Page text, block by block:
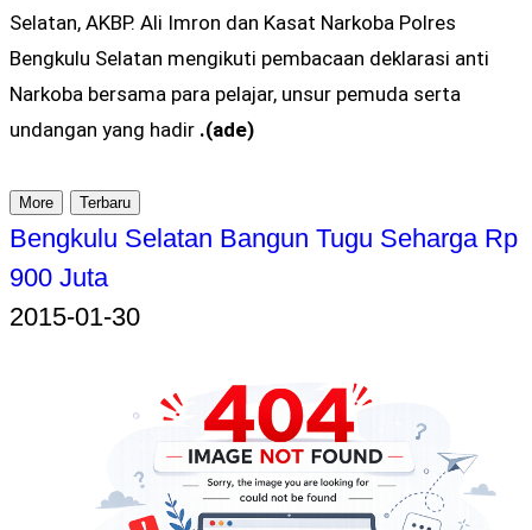
Selatan, AKBP. Ali Imron dan Kasat Narkoba Polres
Bengkulu Selatan mengikuti pembacaan deklarasi anti
Narkoba bersama para pelajar, unsur pemuda serta
undangan yang hadir .(ade)
More Terbaru
Bengkulu Selatan Bangun Tugu Seharga Rp
900 Juta
2015-01-30